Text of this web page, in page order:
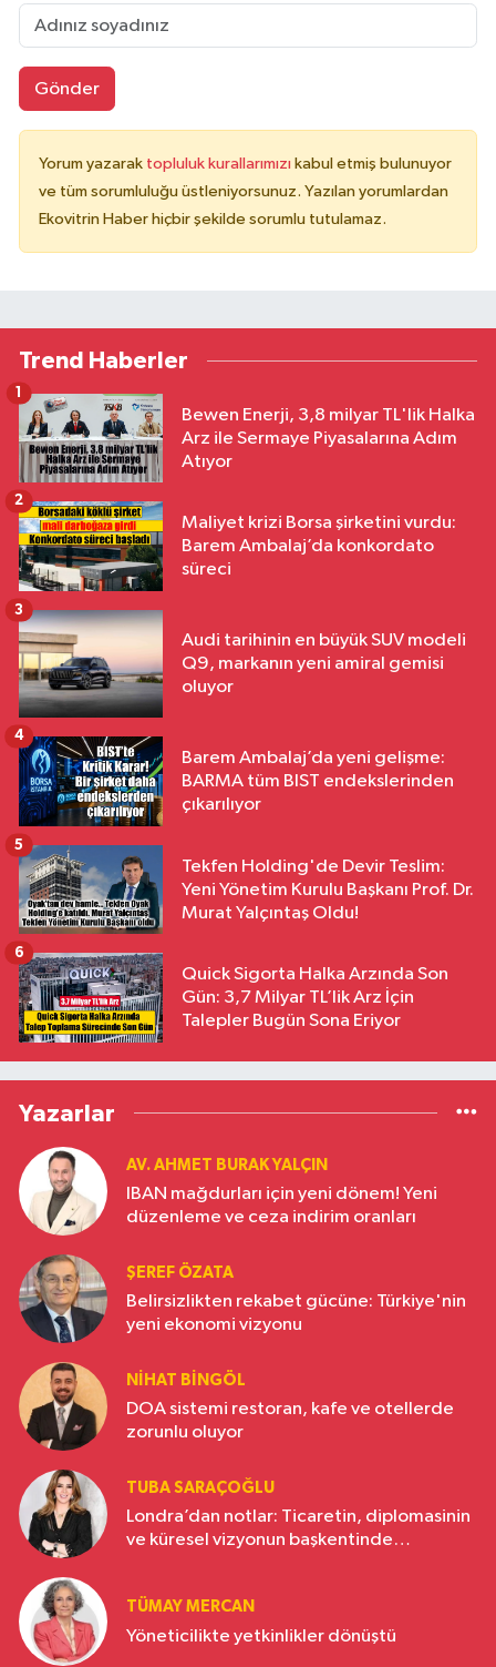
Gönder
Yorum yazarak topluluk kurallarımızı kabul etmiş bulunuyor
ve tüm sorumluluğu üstleniyorsunuz. Yazılan yorumlardan
Ekovitrin Haber hiçbir şekilde sorumlu tutulamaz.
Trend Haberler
Bewen Enerji, 3,8 milyar TL'lik Halka
Arz ile Sermaye Piyasalarına Adım
Atıyor
1
Maliyet krizi Borsa şirketini vurdu:
Barem Ambalaj’da konkordato
süreci
2
Audi tarihinin en büyük SUV modeli
Q9, markanın yeni amiral gemisi
oluyor
3
Barem Ambalaj’da yeni gelişme:
BARMA tüm BIST endekslerinden
çıkarılıyor
4
Tekfen Holding'de Devir Teslim:
Yeni Yönetim Kurulu Başkanı Prof. Dr.
Murat Yalçıntaş Oldu!
5
Quick Sigorta Halka Arzında Son
Gün: 3,7 Milyar TL’lik Arz İçin
Talepler Bugün Sona Eriyor
6
Yazarlar
AV. AHMET BURAK YALÇIN
IBAN mağdurları için yeni dönem! Yeni
düzenleme ve ceza indirim oranları
ŞEREF ÖZATA
Belirsizlikten rekabet gücüne: Türkiye'nin
yeni ekonomi vizyonu
NIHAT BINGÖL
DOA sistemi restoran, kafe ve otellerde
zorunlu oluyor
TUBA SARAÇOĞLU
Londra’dan notlar: Ticaretin, diplomasinin
ve küresel vizyonun başkentinde
TÜMAY MERCAN
Yöneticilikte yetkinlikler dönüştü